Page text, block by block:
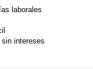
laborales
sin intereses